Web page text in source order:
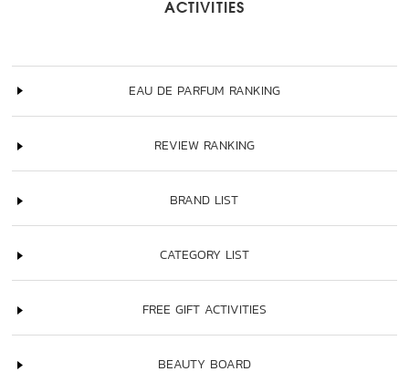
ACTIVITIES
EAU DE PARFUM RANKING
REVIEW RANKING
BRAND LIST
CATEGORY LIST
FREE GIFT ACTIVITIES
BEAUTY BOARD